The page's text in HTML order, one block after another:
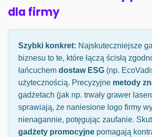
dla firmy
Szybki konkret: Najskuteczniejsze
biznesu to te, które łączą ścisłą
łańcuchem dostaw ESG (np.
użytecznością. Precyzyjne metody
gadżetach (jak np. trwały grawer
sprawiają, że naniesione logo firmy
nienagannie, potęgując zaufanie.
gadżety promocyjne pomagają